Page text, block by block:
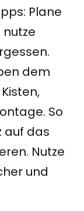
Plane
dem
So
auf das
Nutze
und